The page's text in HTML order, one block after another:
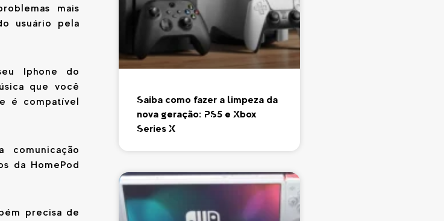
mais
usuário pela
Iphone do
que você
é compatível
da HomePod
precisa de
Saiba como fazer a limpeza da
nova geração: PS5 e Xbox
Series X